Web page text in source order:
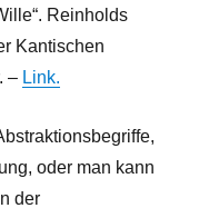
Reinholds
Kantischen
– Link.
oder man kann
der